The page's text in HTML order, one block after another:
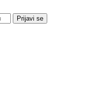
Prijavi se